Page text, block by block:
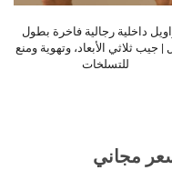
داخلي رجالي قصير بمقاسات
حسب الطلب | سروال داخلي
من البوليستر المعاد تدويره
مجاني